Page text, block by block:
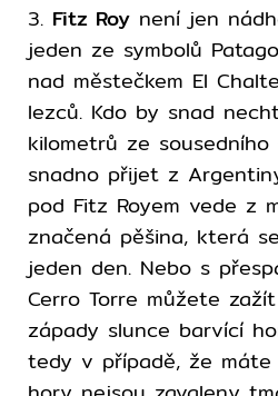
3. Fitz Roy není jen
jeden ze symbolů
nad městečkem El
lezců. Kdo by snad
kilometrů ze sousedního
snadno přijet z
pod Fitz Royem vede z
značená pěšina, která
jeden den. Nebo s
Cerro Torre můžete
západy slunce barvící
tedy v případě, že